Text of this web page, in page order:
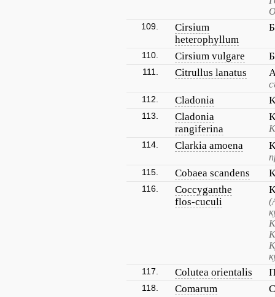
109.
Cirsium
heterophyllum
110. Cirsium vulgare
111. Citrullus lanatus
112. Cladonia
113.
Cladonia
rangiferina
114. Clarkia amoena
115. Cobaea scandens
116.
Coccyganthe
flos-cuculi
117. Colutea orientalis
118.
Comarum